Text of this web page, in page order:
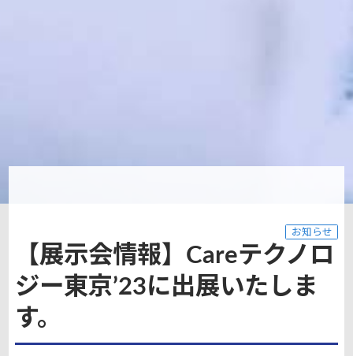
お知らせ
【展示会情報】Careテクノロ
ジー東京’23に出展いたしま
す。